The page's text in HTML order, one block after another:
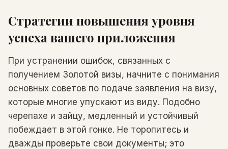
Стратегии повышения уровня
успеха вашего приложения
При устранении ошибок, связанных с
получением Золотой визы, начните с понимания
основных советов по подаче заявления на визу,
которые многие упускают из виду. Подобно
черепахе и зайцу, медленный и устойчивый
побеждает в этой гонке. Не торопитесь и
дважды проверьте свои документы; это